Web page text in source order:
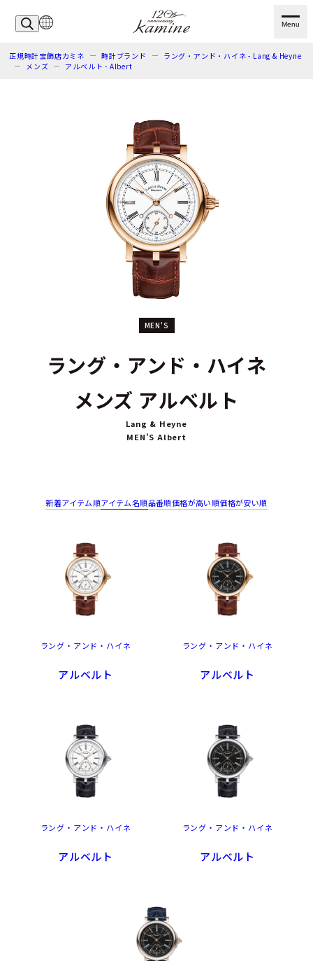
Menu
正規時計宝飾店カミネ 時計ブランド
ラング・アンド・ハイネ - Lang & Heyne
メンズ
アルベルト - Albert
MEN'S
ラング・アンド・ハイネ
メンズ アルベルト
Lang & Heyne
MEN'S Albert
新着アイテム順アイテム名順品番順価格が高い順価格が安い順
ラング・アンド・ハイネ
アルベルト
ラング・アンド・ハイネ
アルベルト
ラング・アンド・ハイネ
アルベルト
ラング・アンド・ハイネ
アルベルト